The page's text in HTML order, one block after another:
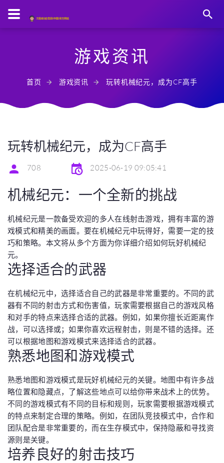
游戏资讯
首页 游戏资讯 玩转机械纪元，成为CF高手
玩转机械纪元，成为CF高手
708 2025-06-19 09:05:41
机械纪元：一个全新的挑战
机械纪元是一款备受欢迎的多人在线射击游戏，拥有丰富的游
戏模式和精美的画面。要在机械纪元中玩得好，需要一定的技
巧和策略。本文将从多个方面为你详细介绍如何玩好机械纪
元。
选择适合的武器
在机械纪元中，选择适合自己的武器是非常重要的。不同的武
器有不同的射击方式和伤害值，玩家需要根据自己的游戏风格
和对手的特点来选择合适的武器。例如，如果你擅长近距离作
战，可以选择或；如果你喜欢远程射击，则是不错的选择。还
可以根据地图和游戏模式来选择适合的武器。
熟悉地图和游戏模式
熟悉地图和游戏模式是玩好机械纪元的关键。地图中有许多战
略位置和隐藏点，了解这些地点可以给你带来战术上的优势。
不同的游戏模式有不同的目标和规则，玩家需要根据游戏模式
的特点来制定合理的策略。例如，在团队竞技模式中，合作和
团队配合是非常重要的，而在生存模式中，保持隐蔽和寻找资
源则是关键。
培养良好的射击技巧